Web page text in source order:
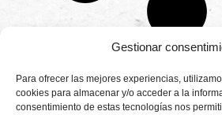
Gestionar
Para ofrecer las mejores experiencias,
cookies para almacenar y/o acceder a la
consentimiento de estas tecnologías nos
Productores
de
Camino de
Montemayor s/n